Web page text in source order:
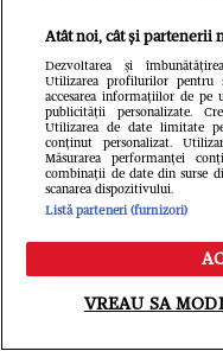
până la 50 de ani:
familia mea și
cunoaște fricile"
Meniu Caută
Atât noi, cât și partenerii
Dezvoltarea și
Utilizarea profilurilor pentru
accesarea informațiilor de pe
publicității personalizate.
Utilizarea de date limitate
conținut personalizat.
Măsurarea performanței
combinații de date din surse
scanarea dispozitivului.
Listă parteneri (furnizori)
VREAU SA